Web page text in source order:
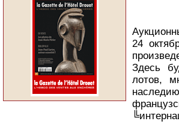
24
Здесь
лотов,